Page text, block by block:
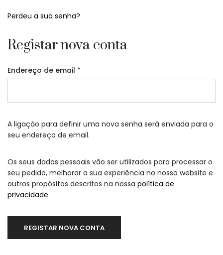
Perdeu a sua senha?
Registar nova conta
Endereço de email *
A ligação para definir uma nova senha será enviada para o
seu endereço de email.
Os seus dados pessoais vão ser utilizados para processar o
seu pedido, melhorar a sua experiência no nosso website e
outros propósitos descritos na nossa política de
privacidade.
REGISTAR NOVA CONTA